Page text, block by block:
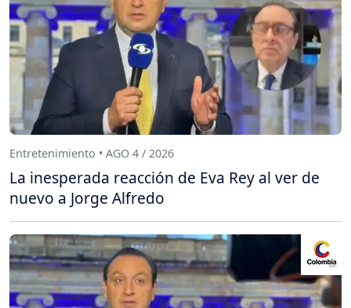
Entretenimiento • AGO 4 / 2026
La inesperada reacción de Eva Rey al ver de
nuevo a Jorge Alfredo